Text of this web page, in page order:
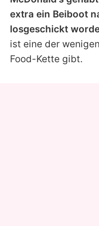
extra ein Beiboot
losgeschickt
ist eine der
Food-Kette gibt.